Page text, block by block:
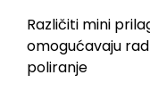
Različiti mini
omogućavaju
poliranje